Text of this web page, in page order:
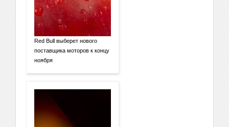
Red Bull выберет нового
поставщика моторов к концу
ноября